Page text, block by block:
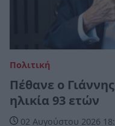
Πολιτική
Πέθανε ο
ηλικία 93 ετών
02 Αυγούστου 2026